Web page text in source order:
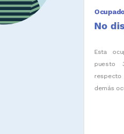
No
Esta
puesto
demás